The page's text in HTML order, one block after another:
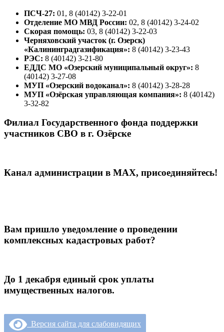
ПСЧ-27: 01, 8 (40142) 3-22-01
Отделение МО МВД России: 02, 8 (40142) 3-24-02
Скорая помощь: 03, 8 (40142) 3-22-03
Черняховский участок (г. Озерск)
«Калининградгазификация»: 8 (40142) 3-23-43
РЭС: 8 (40142) 3-21-80
ЕДДС МО «Озерский муниципальный округ»: 8
(40142) 3-27-08
МУП «Озерский водоканал»: 8 (40142) 3-28-28
МУП «Озёрская управляющая компания»: 8 (40142)
3-32-82
Филиал Государственного фонда поддержки
участников СВО в г. Озёрске
Канал администрации в МАХ, присоединяйтесь!
Вам пришло уведомление о проведении
комплексных кадастровых работ?
До 1 декабря единый срок уплаты
имущественных налогов.
Версия сайта для слабовидящих